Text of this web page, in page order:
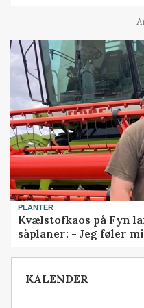
PLANTER
Kvælstofkaos på Fyn
såplaner: - Jeg føler
KALENDER